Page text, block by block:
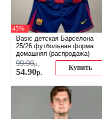
-45%
Basic детская Барселона
25/26 футбольная форма
домашняя (распродажа)
99.90р.
54.90р.
Купить